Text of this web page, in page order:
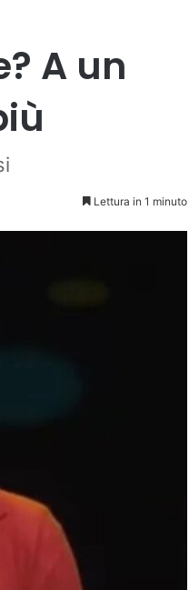
A un
Lettura in 1 minuto